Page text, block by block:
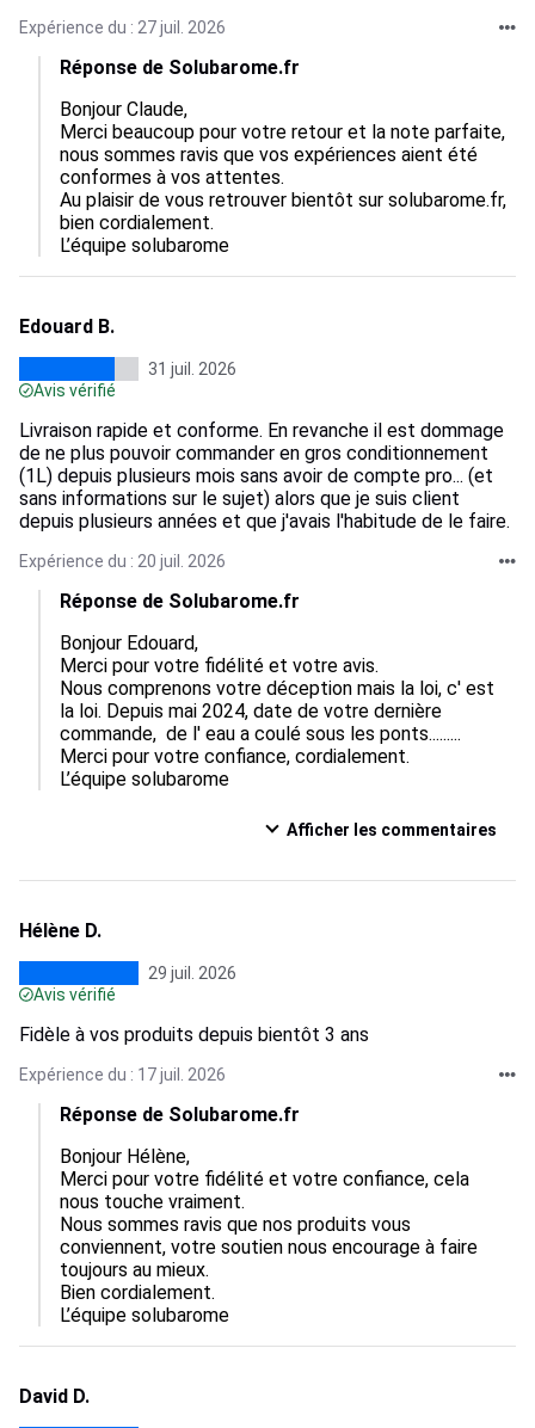
Expérience du : 27 juil. 2026
Réponse de Solubarome.fr
Bonjour Claude,
Merci beaucoup pour votre retour et la note parfaite,
nous sommes ravis que vos expériences aient été
conformes à vos attentes.
Au plaisir de vous retrouver bientôt sur solubarome.fr,
bien cordialement.
L’équipe solubarome
Edouard B.
31 juil. 2026
Avis vérifié
Livraison rapide et conforme. En revanche il est dommage
de ne plus pouvoir commander en gros conditionnement
(1L) depuis plusieurs mois sans avoir de compte pro... (et
sans informations sur le sujet) alors que je suis client
depuis plusieurs années et que j'avais l'habitude de le faire.
Expérience du : 20 juil. 2026
Réponse de Solubarome.fr
Bonjour Edouard,
Merci pour votre fidélité et votre avis.
Nous comprenons votre déception mais la loi, c' est
la loi. Depuis mai 2024, date de votre dernière
commande,  de l' eau a coulé sous les ponts.........
Merci pour votre confiance, cordialement.
L’équipe solubarome
Afficher les commentaires
Hélène D.
29 juil. 2026
Avis vérifié
Fidèle à vos produits depuis bientôt 3 ans
Expérience du : 17 juil. 2026
Réponse de Solubarome.fr
Bonjour Hélène,
Merci pour votre fidélité et votre confiance, cela
nous touche vraiment.
Nous sommes ravis que nos produits vous
conviennent, votre soutien nous encourage à faire
toujours au mieux.
Bien cordialement.
L’équipe solubarome
David D.